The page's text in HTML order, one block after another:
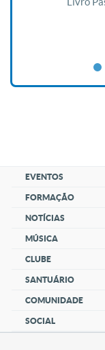
EVENTOS
FORMAÇÃO
NOTÍCIAS
MÚSICA
CLUBE
SANTUÁRIO
COMUNIDADE
SOCIAL